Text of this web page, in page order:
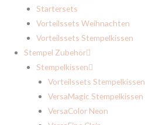
Startersets
Vorteilssets Weihnachten
Vorteilssets Stempelkissen
Stempel Zubehör
Stempelkissen
Vorteilssets Stempelkissen
VersaMagic Stempelkissen
VersaColor Neon